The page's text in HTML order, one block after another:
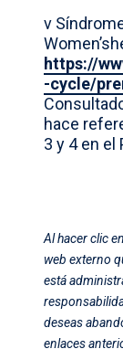
v
https://
-cycle/
hace
3 y 4 en el
Al hacer clic
web externo
está
deseas
enlaces